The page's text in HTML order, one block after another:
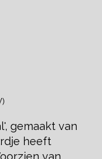
gemaakt van
heeft
van